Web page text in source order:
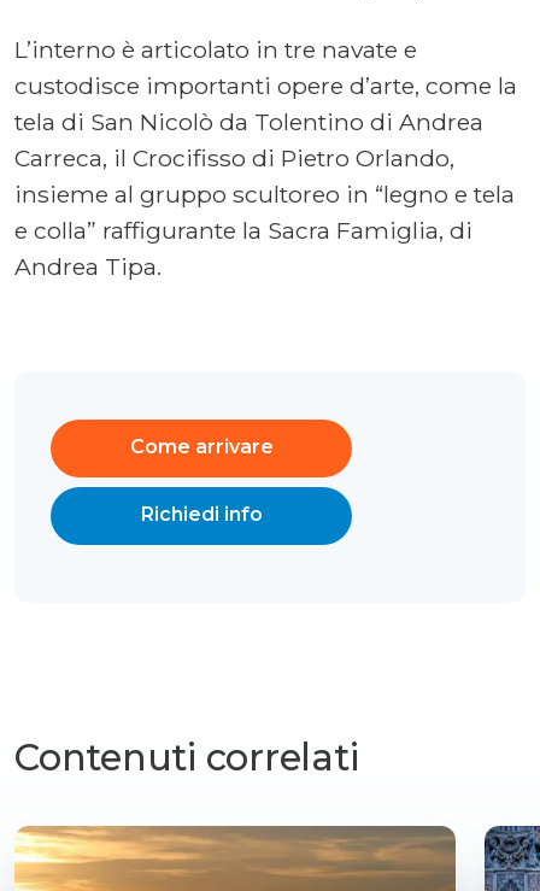
Come arrivare
Richiedi info
L’interno è articolato in tre navate e
custodisce importanti opere d’arte, come la
tela di San Nicolò da Tolentino di Andrea
Carreca, il Crocifisso di Pietro Orlando,
insieme al gruppo scultoreo in “legno e tela
e colla” raffigurante la Sacra Famiglia, di
Andrea Tipa.
Contenuti correlati